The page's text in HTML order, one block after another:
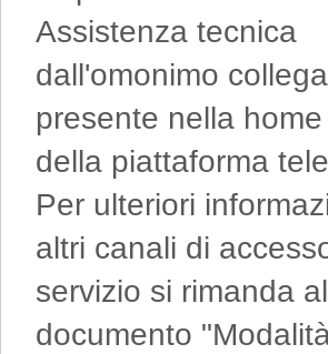
Assistenza tecnica
dall'omonimo
presente nella
della piattaforma
Per ulteriori
altri canali di
servizio si rimanda al
documento